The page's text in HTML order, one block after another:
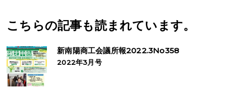
こちらの記事も読まれています。
新南陽商工会議所報2022.3No358
2022年3月号